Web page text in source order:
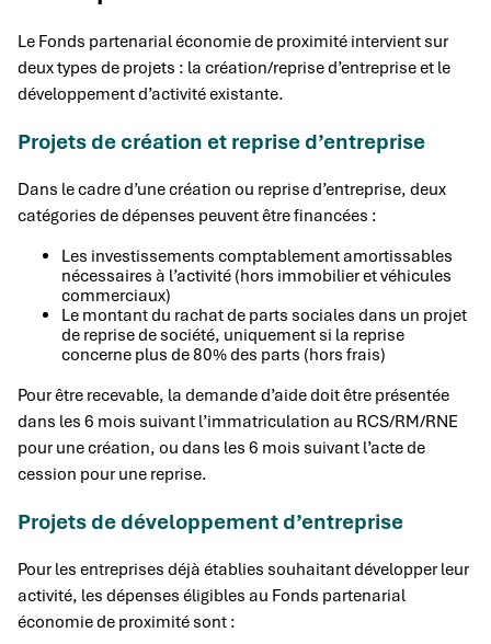
Le Fonds partenarial économie de proximité intervient sur
deux types de projets : la création/reprise d’entreprise et le
développement d’activité existante.
Projets de création et reprise d’entreprise
Dans le cadre d’une création ou reprise d’entreprise, deux
catégories de dépenses peuvent être financées :
Les investissements comptablement amortissables
nécessaires à l’activité (hors immobilier et véhicules
commerciaux)
Le montant du rachat de parts sociales dans un projet
de reprise de société, uniquement si la reprise
concerne plus de 80% des parts (hors frais)
Pour être recevable, la demande d’aide doit être présentée
dans les 6 mois suivant l’immatriculation au RCS/RM/RNE
pour une création, ou dans les 6 mois suivant l’acte de
cession pour une reprise.
Projets de développement d’entreprise
Pour les entreprises déjà établies souhaitant développer leur
activité, les dépenses éligibles au Fonds partenarial
économie de proximité sont :